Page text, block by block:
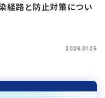
経路と防止対策につい
2026.01.05